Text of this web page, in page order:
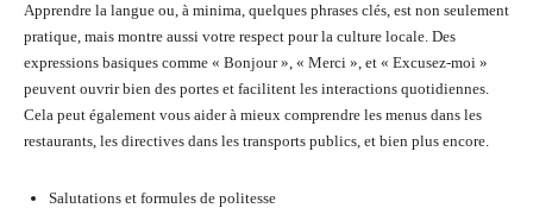
Apprendre la langue ou, à minima, quelques phrases clés, est non seulement
pratique, mais montre aussi votre respect pour la culture locale. Des
expressions basiques comme « Bonjour », « Merci », et « Excusez-moi »
peuvent ouvrir bien des portes et facilitent les interactions quotidiennes.
Cela peut également vous aider à mieux comprendre les menus dans les
restaurants, les directives dans les transports publics, et bien plus encore.
Salutations et formules de politesse